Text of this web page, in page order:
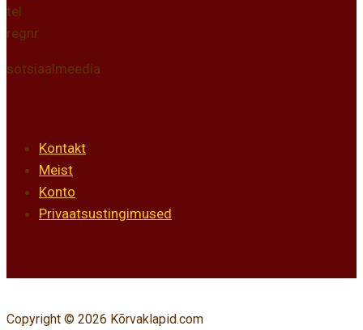
tel
regnr
sotsiaalmeedia
Kontakt
Meist
Konto
Privaatsustingimused
Copyright © 2026 Kõrvaklapid.com